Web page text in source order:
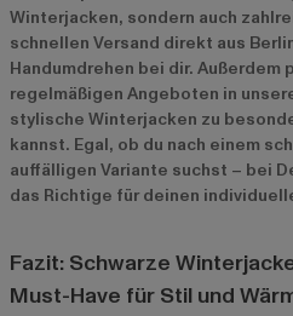
Winterjacken, sondern auch
schnellen Versand direkt aus
Handumdrehen bei dir. Außerdem
regelmäßigen Angeboten in
stylische Winterjacken zu
kannst. Egal, ob du nach einem
auffälligen Variante suchst – bei
das Richtige für deinen
Fazit: Schwarze
Must-Have für Stil und